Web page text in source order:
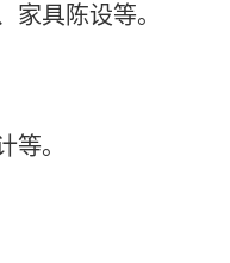
家具陈设等。
。